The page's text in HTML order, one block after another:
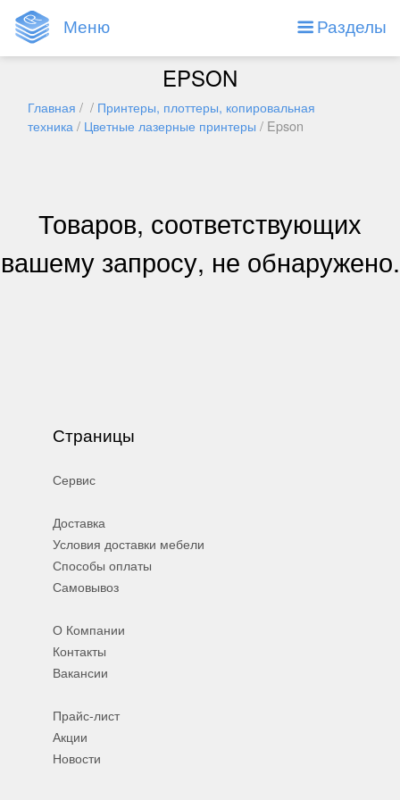
Меню Разделы
EPSON
Главная / / Принтеры, плоттеры, копировальная
техника/ Цветные лазерные принтеры / Epson
Товаров, соответствующих
вашему запросу, не обнаружено.
Страницы
Сервис
Доставка
Условия доставки мебели
Способы оплаты
Самовывоз
О Компании
Контакты
Вакансии
Прайс-лист
Акции
Новости